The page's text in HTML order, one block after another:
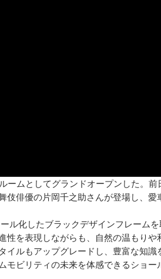
ムとしてグランドオープンした。前
伎俳優の片岡千之助さんが登場し、愛
ル化したブラックデザインフレームを
性を表現しながらも、自然の温もりや
イルもアップグレードし、豊富な知識
モビリティの未来を体感できるショー